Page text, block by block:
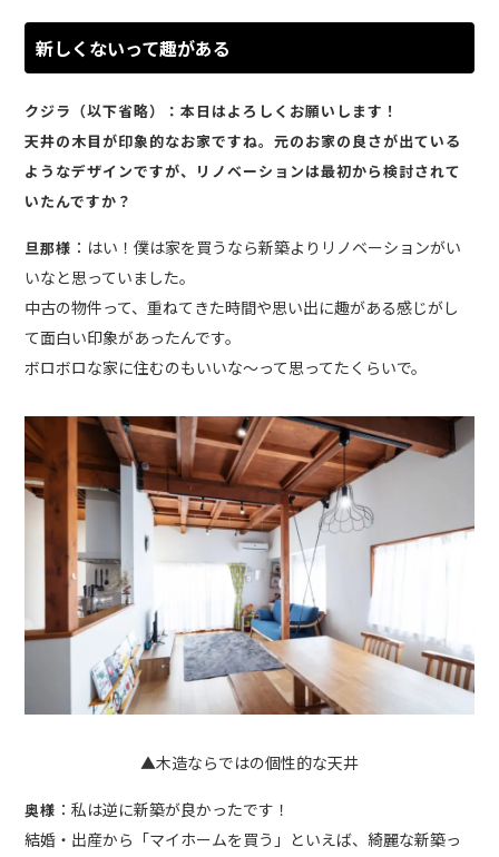
新しくないって趣がある
クジラ（以下省略）：本日はよろしくお願いします！
天井の木目が印象的なお家ですね。元のお家の良さが出ている
ようなデザインですが、リノベーションは最初から検討されて
いたんですか？
旦那様 ：はい！僕は家を買うなら新築よりリノベーションがい
いなと思っていました。
中古の物件って、重ねてきた時間や思い出に趣がある感じがし
て面白い印象があったんです。
ボロボロな家に住むのもいいな〜って思ってたくらいで。
▲木造ならではの個性的な天井
奥様 ：私は逆に新築が良かったです！
結婚・出産から「マイホームを買う」といえば、綺麗な新築っ